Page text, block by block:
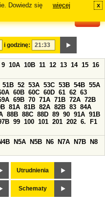
Dowiedz się
więcej x
i godzinę:
9 10A 10B 11 12 13 14 15 16
51B 52 53A 53C 53B 54B 55A
60B 60C 60D 61 62 63
69B 70 71A 71B 72A 72B
81A 81B 82A 82B 83 84A
88B 88C 88D 89 90 91A 91B
99 100 101 201 202 6.
F1
N5A N5B N6 N7A N7B
N8
Utrudnienia
Schematy